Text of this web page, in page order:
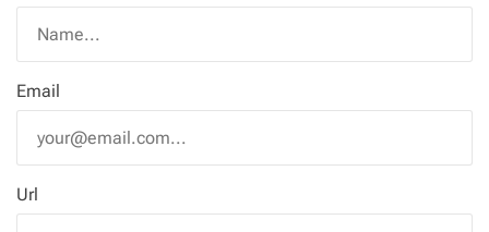
Email
Url